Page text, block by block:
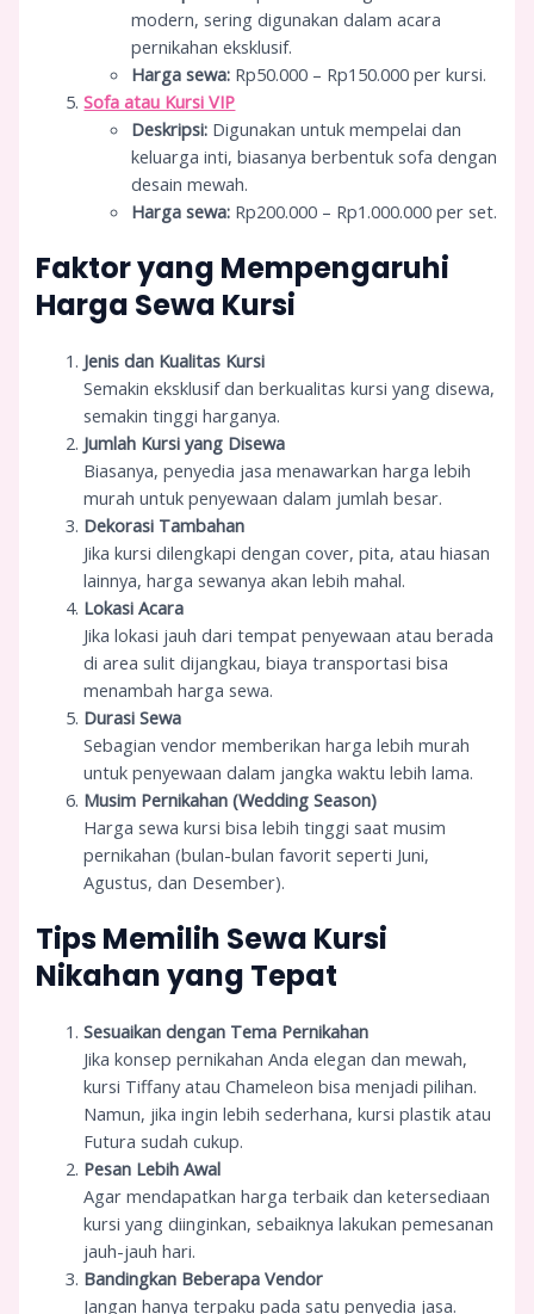
modern, sering digunakan dalam acara
pernikahan eksklusif.
Harga sewa: Rp50.000 – Rp150.000 per kursi.
Sofa atau Kursi VIP
Deskripsi: Digunakan untuk mempelai dan
keluarga inti, biasanya berbentuk sofa dengan
desain mewah.
Harga sewa: Rp200.000 – Rp1.000.000 per set.
Faktor yang Mempengaruhi
Harga Sewa Kursi
Jenis dan Kualitas Kursi
Semakin eksklusif dan berkualitas kursi yang disewa,
semakin tinggi harganya.
Jumlah Kursi yang Disewa
Biasanya, penyedia jasa menawarkan harga lebih
murah untuk penyewaan dalam jumlah besar.
Dekorasi Tambahan
Jika kursi dilengkapi dengan cover, pita, atau hiasan
lainnya, harga sewanya akan lebih mahal.
Lokasi Acara
Jika lokasi jauh dari tempat penyewaan atau berada
di area sulit dijangkau, biaya transportasi bisa
menambah harga sewa.
Durasi Sewa
Sebagian vendor memberikan harga lebih murah
untuk penyewaan dalam jangka waktu lebih lama.
Musim Pernikahan (Wedding Season)
Harga sewa kursi bisa lebih tinggi saat musim
pernikahan (bulan-bulan favorit seperti Juni,
Agustus, dan Desember).
Tips Memilih Sewa Kursi
Nikahan yang Tepat
Sesuaikan dengan Tema Pernikahan
Jika konsep pernikahan Anda elegan dan mewah,
kursi Tiffany atau Chameleon bisa menjadi pilihan.
Namun, jika ingin lebih sederhana, kursi plastik atau
Futura sudah cukup.
Pesan Lebih Awal
Agar mendapatkan harga terbaik dan ketersediaan
kursi yang diinginkan, sebaiknya lakukan pemesanan
jauh-jauh hari.
Bandingkan Beberapa Vendor
Jangan hanya terpaku pada satu penyedia jasa.